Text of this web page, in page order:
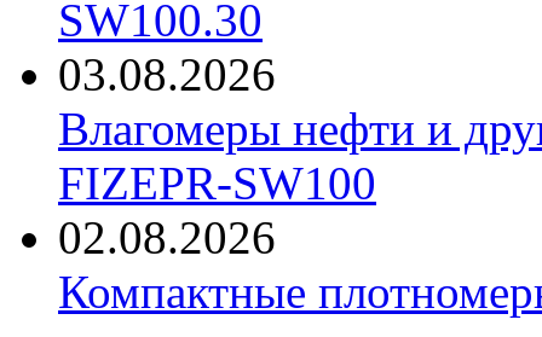
SW100.30
03.08.2026
Влагомеры нефти и
FIZEPR-SW100
02.08.2026
Компактные